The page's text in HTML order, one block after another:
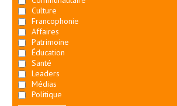
Culture
Francophonie
Affaires
Patrimoine
Éducation
Santé
Leaders
Médias
Politique